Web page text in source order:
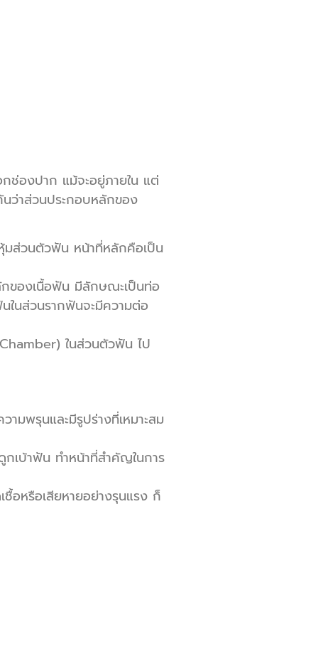
ช่องปาก แม้จะอยู่ภายใน แต่
ว่าส่วนประกอบหลักของ
ส่วนตัวฟัน หน้าที่หลักคือเป็น
ของเนื้อฟัน มีลักษณะเป็นท่อ
ในส่วนรากฟันจะมีความต่อ
ในส่วนตัวฟัน ไป
มพรุนและมีรูปร่างที่เหมาะสม
กเบ้าฟัน ทำหน้าที่สำคัญในการ
อหรือเสียหายอย่างรุนแรง ก็